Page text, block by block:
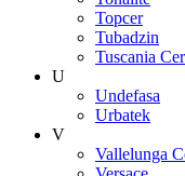
Topcer
Tubadzin
Tuscania
U
Undefasa
Urbatek
V
Vallelunga